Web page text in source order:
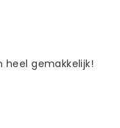
heel gemakkelijk!